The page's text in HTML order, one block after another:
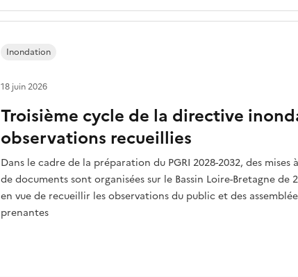
Troisième cycle de la directive
observations recueillies
Dans le cadre de la préparation du PGRI 2028-2032, des mises
de documents sont organisées sur le Bassin Loire-Bretagne de
en vue de recueillir les observations du public et des
prenantes
Inondation
18 juin 2026